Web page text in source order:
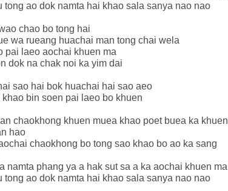
tong ao dok namta hai khao sala sanya nao nao
chao bo tong hai
wa rueang huachai man tong chai wela
pai laeo aochai khuen ma
dok na chak noi ka yim dai
sao hai bok huachai hai sao aeo
bin soen pai laeo bo khuen
chaokhong khuen muea khao poet buea ka khuen
hao
chaokhong bo tong sao khao bo ao ka sang
namta phang ya a hak sut sa a ka aochai khuen ma
tong ao dok namta hai khao sala sanya nao nao